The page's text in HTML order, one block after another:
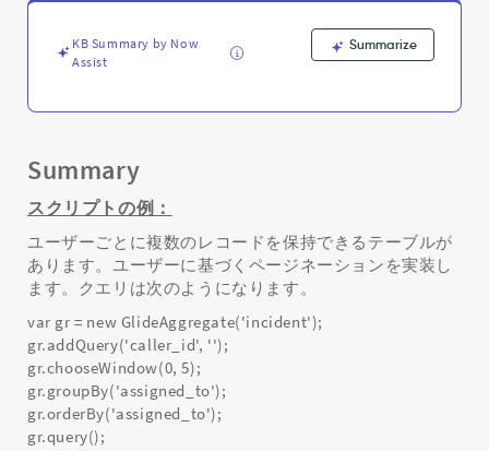
KB Summary by Now
Assist
Summarize
Summary
スクリプトの例：
ユーザーごとに複数のレコードを保持できるテーブルが
あります。ユーザーに基づくページネーションを実装し
ます。クエリは次のようになります。
var gr = new GlideAggregate('incident');
gr.addQuery('caller_id', '');
gr.chooseWindow(0, 5);
gr.groupBy('assigned_to');
gr.orderBy('assigned_to');
gr.query();